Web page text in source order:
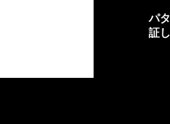
パ
証